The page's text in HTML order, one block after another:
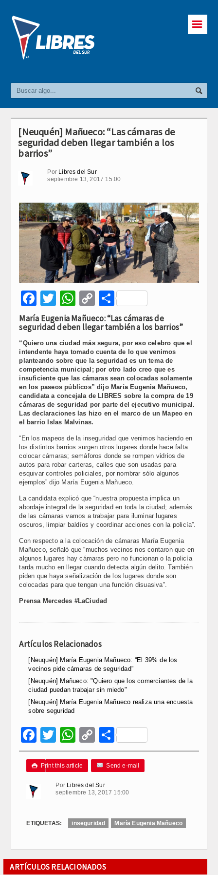
☰
[Neuquén] Mañueco: “Las cámaras de
seguridad deben llegar también a los
barrios”
Por Libres del Sur
septiembre 13, 2017 15:00
Facebook
Twitter
WhatsApp
Copy
Link
Compartir
María Eugenia Mañueco: “Las cámaras de
seguridad deben llegar también a los barrios”
“Quiero una ciudad más segura, por eso celebro que el
intendente haya tomado cuenta de lo que venimos
planteando sobre que la seguridad es un tema de
competencia municipal; por otro lado creo que es
insuficiente que las cámaras sean colocadas solamente
en los paseos públicos” dijo María Eugenia Mañueco,
candidata a concejala de LIBRES sobre la compra de 19
cámaras de seguridad por parte del ejecutivo municipal.
Las declaraciones las hizo en el marco de un Mapeo en
el barrio Islas Malvinas.
“En los mapeos de la inseguridad que venimos haciendo en
los distintos barrios surgen otros lugares donde hace falta
colocar cámaras; semáforos donde se rompen vidrios de
autos para robar carteras, calles que son usadas para
esquivar controles policiales, por nombrar sólo algunos
ejemplos” dijo María Eugenia Mañueco.
La candidata explicó que “nuestra propuesta implica un
abordaje integral de la seguridad en toda la ciudad; además
de las cámaras vamos a trabajar para iluminar lugares
oscuros, limpiar baldíos y coordinar acciones con la policía”.
Con respecto a la colocación de cámaras María Eugenia
Mañueco, señaló que “muchos vecinos nos contaron que en
algunos lugares hay cámaras pero no funcionan o la policía
tarda mucho en llegar cuando detecta algún delito. También
piden que haya señalización de los lugares donde son
colocadas para que tengan una función disuasiva”.
Prensa Mercedes #LaCiudad
Artículos Relacionados
[Neuquén] María Eugenia Mañueco: “El 39% de los
vecinos pide cámaras de seguridad”
[Neuquén] Mañueco: "Quiero que los comerciantes de la
ciudad puedan trabajar sin miedo"
[Neuquén] María Eugenia Mañueco realiza una encuesta
sobre seguridad
Facebook
Twitter
WhatsApp
Copy
Link
Compartir
 Print this article Send e-mail
Por Libres del Sur
septiembre 13, 2017 15:00
ETIQUETAS: inseguridad María Eugenia Mañueco
ARTÍCULOS RELACIONADOS